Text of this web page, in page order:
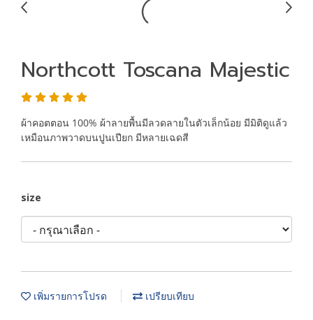
Northcott Toscana Majestic
ผ้าคอตตอน 100% ผ้าลายพื้นมีลวดลายในตัวเล็กน้อย มีมิติดูแล้ว
เหมือนภาพวาดบนปูนเปียก มีหลายเฉดสี
size
เพิ่มรายการโปรด เปรียบเทียบ